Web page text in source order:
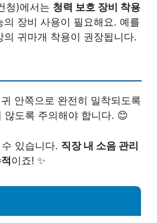
청)에서는 청력 보호 장비 착용
장비 사용이 필요해요. 예를
귀마개 착용이 권장됩니다.
안쪽으로 완전히 밀착되도록
않도록 주의해야 합니다. 😊
있습니다. 직장 내 소음 관리
이죠! ✨